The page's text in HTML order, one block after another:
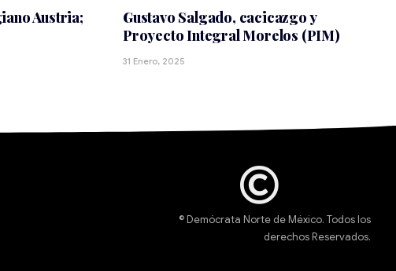
Austria;
Gustavo Salgado, cacicazgo y
Proyecto Integral Morelos (PIM)
31 Enero, 2025
© Demócrata Norte de México. Todos los
derechos Reservados.